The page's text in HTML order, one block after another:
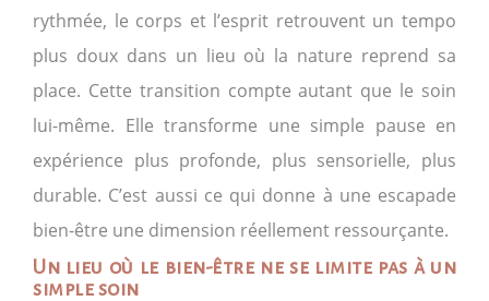
rythmée, le corps et l’esprit retrouvent un tempo
plus doux dans un lieu où la nature reprend sa
place. Cette transition compte autant que le soin
lui-même. Elle transforme une simple pause en
expérience plus profonde, plus sensorielle, plus
durable. C’est aussi ce qui donne à une escapade
bien-être une dimension réellement ressourçante.
Un lieu où le bien-être ne se limite pas à un
simple soin